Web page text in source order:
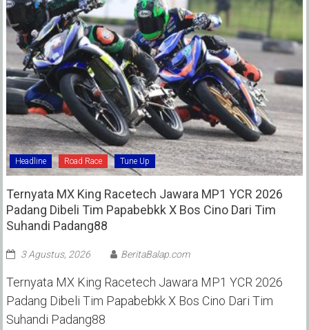
Headline Road Race Tune Up
Ternyata MX King Racetech Jawara MP1 YCR 2026
Padang Dibeli Tim Papabebkk X Bos Cino Dari Tim
Suhandi Padang88
3 Agustus, 2026 BeritaBalap.com
Ternyata MX King Racetech Jawara MP1 YCR 2026
Padang Dibeli Tim Papabebkk X Bos Cino Dari Tim
Suhandi Padang88